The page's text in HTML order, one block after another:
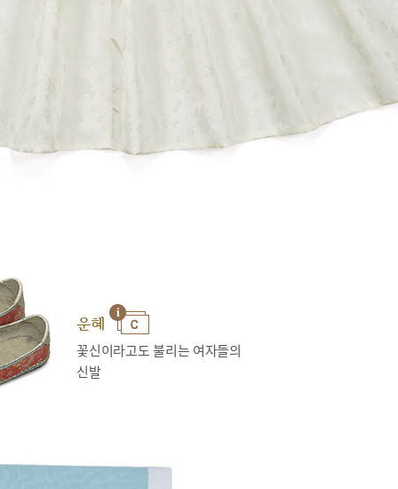
운혜
꽃신이라고도 불리는 여자들의
신발